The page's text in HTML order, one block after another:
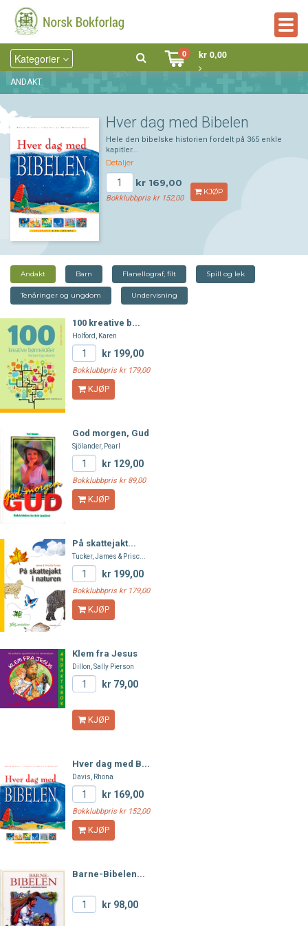
Kategorier
0 kr 0,00
ANDAKT
Hver dag med Bibelen
Hele den bibelske historien fordelt på 365 enkle
kapitler...
Detaljer
kr 169,00
Bokklubbpris kr 152,00
KJØP
Andakt Barn Flanellograf, filt Spill og lek
Tenåringer og ungdom Undervisning
100 kreative b...
Holford, Karen
kr 199,00
Bokklubbpris kr 179,00
KJØP
God morgen, Gud
Sjölander, Pearl
kr 129,00
Bokklubbpris kr 89,00
KJØP
På skattejakt...
Tucker, James & Prisc...
kr 199,00
Bokklubbpris kr 179,00
KJØP
Klem fra Jesus
Dillon, Sally Pierson
kr 79,00
KJØP
Hver dag med B...
Davis, Rhona
kr 169,00
Bokklubbpris kr 152,00
KJØP
Barne-Bibelen...
kr 98,00